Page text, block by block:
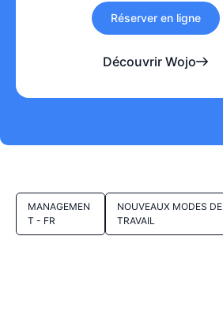
Réserver en ligne
Découvrir Wojo
MANAGEMEN
T - FR
NOUVEAUX MODES DE
TRAVAIL